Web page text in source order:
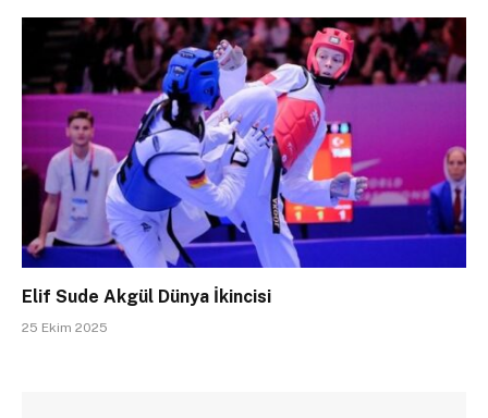
Elif Sude Akgül Dünya İkincisi
25 Ekim 2025